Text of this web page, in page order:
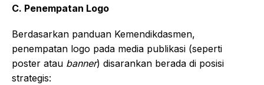
C. Penempatan Logo
Berdasarkan panduan Kemendikdasmen,
penempatan logo pada media publikasi (seperti
poster atau banner) disarankan berada di posisi
strategis: